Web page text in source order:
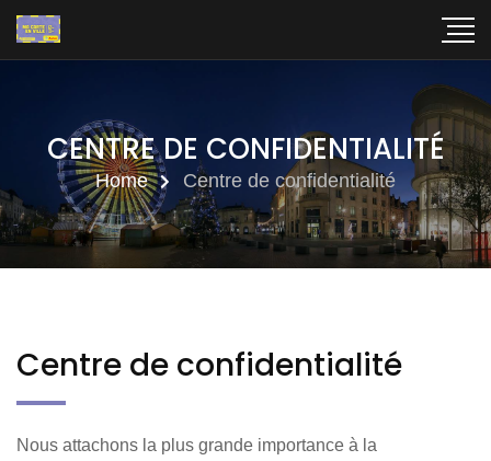
CENTRE DE CONFIDENTIALITÉ
Home Centre de confidentialité
Centre de confidentialité
Nous attachons la plus grande importance à la